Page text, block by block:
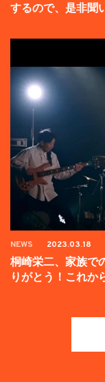
するので、是非聞
NEWS 2023.03.18
桐崎栄二、家族で
りがとう！これか